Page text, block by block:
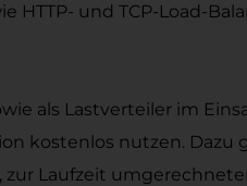
und TCP-Load-
als Lastverteiler im
kostenlos nutzen. Dazu
Laufzeit